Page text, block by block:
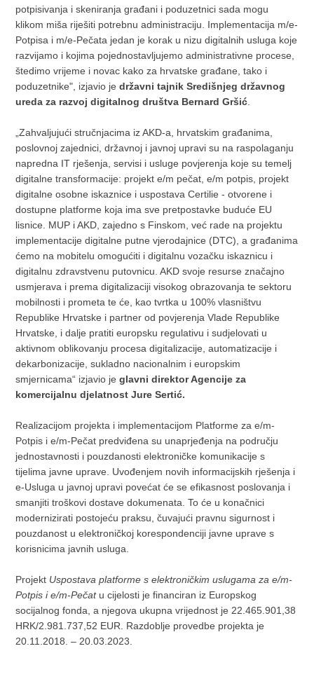
potpisivanja i skeniranja građani i poduzetnici sada mogu
klikom miša riješiti potrebnu administraciju. Implementacija m/e-
Potpisa i m/e-Pečata jedan je korak u nizu digitalnih usluga koje
razvijamo i kojima pojednostavljujemo administrativne procese,
štedimo vrijeme i novac kako za hrvatske građane, tako i
poduzetnike", izjavio jedržavni tajnik Središnjeg državnog
ureda za razvoj digitalnog društva Bernard Gršić
„Zahvaljujući stručnjacima iz AKD-a, hrvatskim građanima,
poslovnoj zajednici, državnoj i javnoj upravi su na raspolaganju
napredna IT rješenja, servisi i usluge povjerenja koje su temelj
digitalne transformacije: projekt e/m pečat, e/m potpis, projekt
digitalne osobne iskaznice i uspostava Certilie - otvorene i
dostupne platforme koja ima sve pretpostavke buduće EU
lisnice. MUP i AKD, zajedno s Finskom, već rade na projektu
implementacije digitalne putne vjerodajnice (DTC), a građanima
ćemo na mobitelu omogućiti i digitalnu vozačku iskaznicu i
digitalnu zdravstvenu putovnicu. AKD svoje resurse značajno
usmjerava i prema digitalizaciji visokog obrazovanja te sektoru
mobilnosti i prometa te će, kao tvrtka u 100% vlasništvu
Republike Hrvatske i partner od povjerenja Vlade Republike
Hrvatske, i dalje pratiti europsku regulativu i sudjelovati u
aktivnom oblikovanju procesa digitalizacije, automatizacije i
dekarbonizacije, sukladno nacionalnim i europskim
smjernicama“ izjavio jeglavni direktor Agencije za
komercijalnu djelatnost Jure Sertić.
Realizacijom projekta i implementacijom Platforme za e/m-
Potpis i e/m-Pečat predviđena su unaprjeđenja na području
jednostavnosti i pouzdanosti elektroničke komunikacije s
tijelima javne uprave. Uvođenjem novih informacijskih rješenja i
e-Usluga u javnoj upravi povećat će se efikasnost poslovanja i
smanjiti troškovi dostave dokumenata. To će u konačnici
modernizirati postojeću praksu, čuvajući pravnu sigurnost i
pouzdanost u elektroničkoj korespondenciji javne uprave s
korisnicima javnih usluga.
Projekt Uspostava platforme s elektroničkim uslugama za e/m-
Potpis i e/m-Pečat u cijelosti je financiran iz Europskog
socijalnog fonda, a njegova ukupna vrijednost je 22.465.901,38
HRK/2.981.737,52 EUR. Razdoblje provedbe projekta je
20.11.2018. – 20.03.2023.